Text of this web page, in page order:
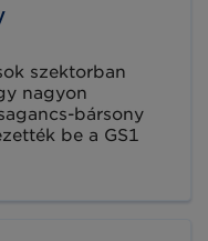
szektorban
nagyon
bársony
be a GS1
az
lánc